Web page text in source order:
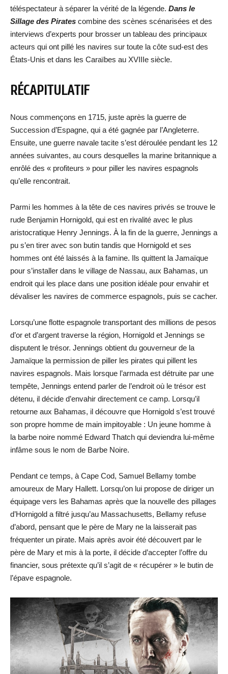
téléspectateur à séparer la vérité de la légende. Dans le
Sillage des Pirates combine des scènes scénarisées et des
interviews d’experts pour brosser un tableau des principaux
acteurs qui ont pillé les navires sur toute la côte sud-est des
États-Unis et dans les Caraïbes au XVIIIe siècle.
RÉCAPITULATIF
Nous commençons en 1715, juste après la guerre de
Succession d’Espagne, qui a été gagnée par l’Angleterre.
Ensuite, une guerre navale tacite s’est déroulée pendant les 12
années suivantes, au cours desquelles la marine britannique a
enrôlé des « profiteurs » pour piller les navires espagnols
qu’elle rencontrait.
Parmi les hommes à la tête de ces navires privés se trouve le
rude Benjamin Hornigold, qui est en rivalité avec le plus
aristocratique Henry Jennings. À la fin de la guerre, Jennings a
pu s’en tirer avec son butin tandis que Hornigold et ses
hommes ont été laissés à la famine. Ils quittent la Jamaïque
pour s’installer dans le village de Nassau, aux Bahamas, un
endroit qui les place dans une position idéale pour envahir et
dévaliser les navires de commerce espagnols, puis se cacher.
Lorsqu’une flotte espagnole transportant des millions de pesos
d’or et d’argent traverse la région, Hornigold et Jennings se
disputent le trésor. Jennings obtient du gouverneur de la
Jamaïque la permission de piller les pirates qui pillent les
navires espagnols. Mais lorsque l’armada est détruite par une
tempête, Jennings entend parler de l’endroit où le trésor est
détenu, il décide d’envahir directement ce camp. Lorsqu’il
retourne aux Bahamas, il découvre que Hornigold s’est trouvé
son propre homme de main impitoyable : Un jeune homme à
la barbe noire nommé Edward Thatch qui deviendra lui-même
infâme sous le nom de Barbe Noire.
Pendant ce temps, à Cape Cod, Samuel Bellamy tombe
amoureux de Mary Hallett. Lorsqu’on lui propose de diriger un
équipage vers les Bahamas après que la nouvelle des pillages
d’Hornigold a filtré jusqu’au Massachusetts, Bellamy refuse
d’abord, pensant que le père de Mary ne la laisserait pas
fréquenter un pirate. Mais après avoir été découvert par le
père de Mary et mis à la porte, il décide d’accepter l’offre du
financier, sous prétexte qu’il s’agit de « récupérer » le butin de
l’épave espagnole.